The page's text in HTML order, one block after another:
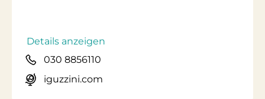
Details anzeigen
030 8856110
iguzzini.com